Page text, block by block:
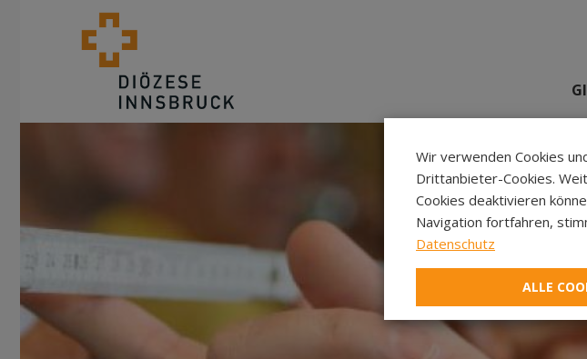
Wir verwenden Cookies
Drittanbieter-Cookies.
Cookies deaktivieren
Navigation fortfahren,
Datenschutz
ALLE